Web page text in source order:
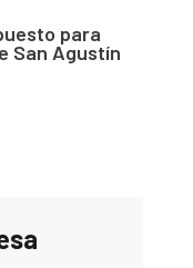
para
San Agustín